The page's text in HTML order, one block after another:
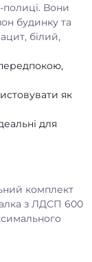
полиці. Вони
будинку та
білий,
як
для
комплект
з ЛДСП 600